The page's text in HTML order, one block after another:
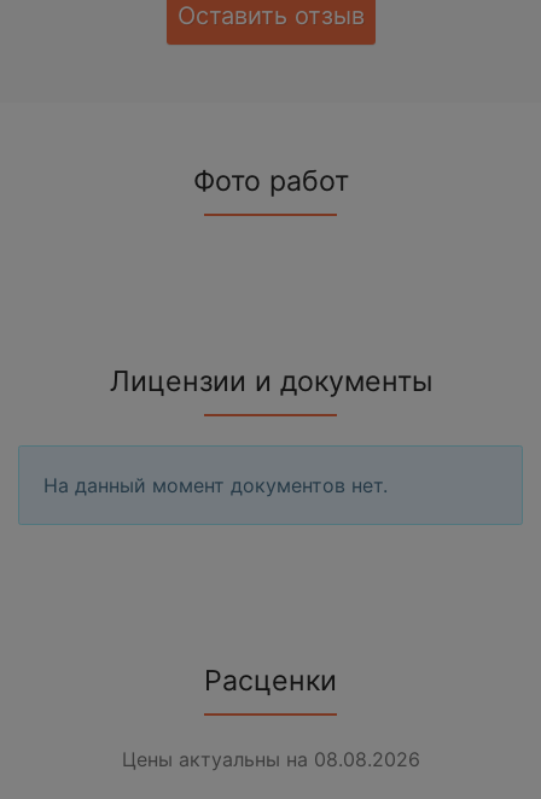
Оставить отзыв
Фото работ
Лицензии и документы
На данный момент документов нет.
Расценки
Цены актуальны на 08.08.2026